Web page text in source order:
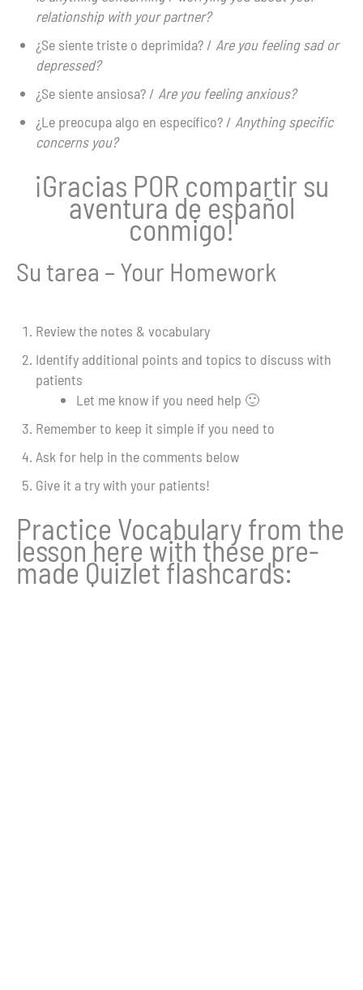
relationship with your partner?
¿Se siente triste o deprimida? / Are you feeling sad or
depressed?
¿Se siente ansiosa? / Are you feeling anxious?
¿Le preocupa algo en específico? / Anything specific
concerns you?
¡Gracias POR compartir su
aventura de español
conmigo!
Su tarea – Your Homework
Review the notes & vocabulary
Identify additional points and topics to discuss with
patients
Let me know if you need help 🙂
Remember to keep it simple if you need to
Ask for help in the comments below
Give it a try with your patients!
Practice Vocabulary from the
lesson here with these pre-
made Quizlet flashcards: